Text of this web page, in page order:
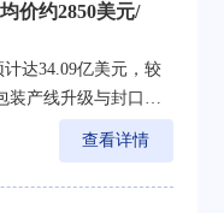
价约2850美元/
达34.09亿美元，较
装产线升级与封口良
查看详情